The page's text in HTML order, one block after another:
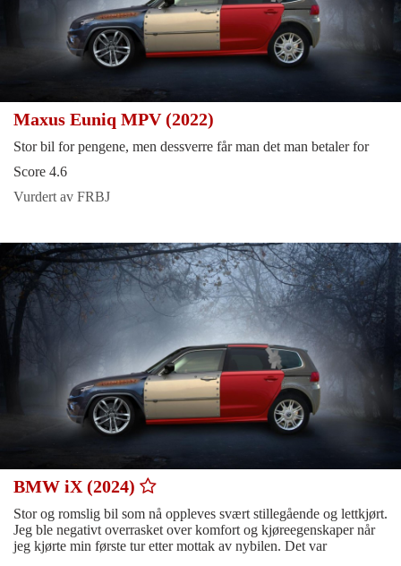
Maxus Euniq MPV (2022)
Stor bil for pengene, men dessverre får man det man betaler for
Score 4.6
Vurdert av FRBJ
BMW iX (2024)
Stor og romslig bil som nå oppleves svært stillegående og lettkjørt.
Jeg ble negativt overrasket over komfort og kjøreegenskaper når
jeg kjørte min første tur etter mottak av nybilen. Det var